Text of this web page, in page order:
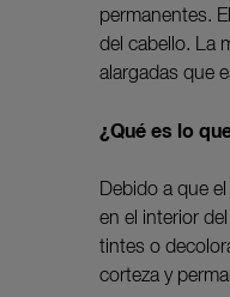
permanentes.
del cabello. La
alargadas que
¿Qué es lo
Debido a que
en el interior
tintes o
corteza y